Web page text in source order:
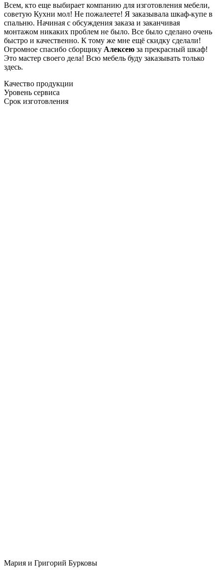
Всем, кто еще выбирает компанию для изготовления мебели,
советую Кухни мол! Не пожалеете! Я заказывала шкаф-купе в
спальню. Начиная с обсуждения заказа и заканчивая
монтажом никаких проблем не было. Все было сделано очень
быстро и качественно. К тому же мне ещё скидку сделали!
Огромное спасибо сборщику Алексею за прекрасный шкаф!
Это мастер своего дела! Всю мебель буду заказывать только
здесь.
Качество продукции
Уровень сервиса
Срок изготовления
Мария и Григорий Бурковы